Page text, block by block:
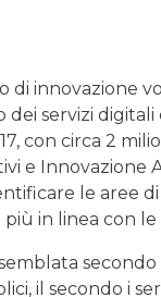
di innovazione
dei servizi
con circa 2
e Innovazione
le aree
in linea con
il secondo i